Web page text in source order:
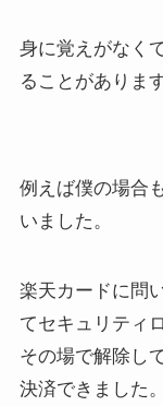
身に覚えがなく
ることがあります
例えば僕の場合
いました。
楽天カードに問
てセキュリティ
その場で解除し
決済できました。